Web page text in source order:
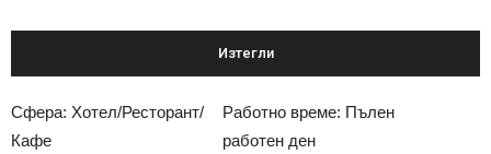
Изтегли
Сфера: Хотел/Ресторант/
Кафе
Работно време: Пълен
работен ден